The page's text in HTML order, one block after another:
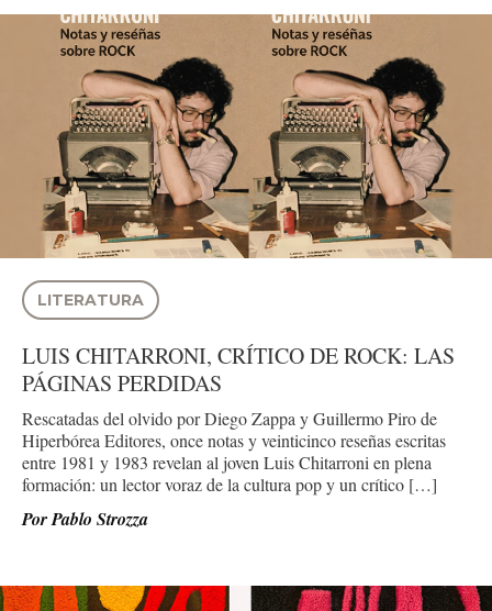
LITERATURA
LUIS CHITARRONI, CRÍTICO DE ROCK: LAS
PÁGINAS PERDIDAS
Rescatadas del olvido por Diego Zappa y Guillermo Piro de
Hiperbórea Editores, once notas y veinticinco reseñas escritas
entre 1981 y 1983 revelan al joven Luis Chitarroni en plena
formación: un lector voraz de la cultura pop y un crítico […]
PorPablo Strozza